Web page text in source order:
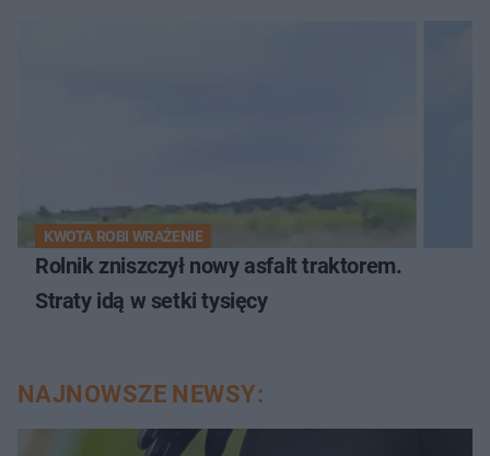
KWOTA ROBI WRAŻENIE
Rolnik zniszczył nowy asfalt traktorem.
Straty idą w setki tysięcy
NAJNOWSZE NEWSY: